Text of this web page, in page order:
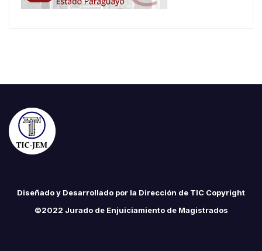
Diseñado y Desarrollado por la Dirección de TIC Copyright
©2022 Jurado de Enjuiciamiento de Magistrados